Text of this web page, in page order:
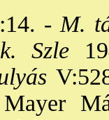
- M.
Szle